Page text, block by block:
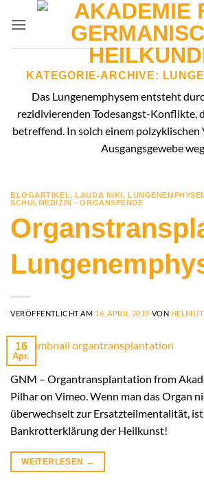
Inhalt
KATEGORIE-ARCHIVE:
Das Lungenemphysem entsteht
rezidivierenden Todesangst-Konflikte,
betreffend. In solch einem polzyklischen
Ausgangsgewebe
BLOGARTIKEL,LAUDA NIKI,
SCHULMEDIZIN - ORGANSPENDE
VERÖFFENTLICHT AM 16. APRIL 2019 VON
16
Apr.
GNM – Organtransplantation from
Pilhar on Vimeo. Wenn man das Organ
überwechselt zur Ersatzteilmentalität, ist
Bankrotterklärung der Heilkunst!
WEITERLESEN →